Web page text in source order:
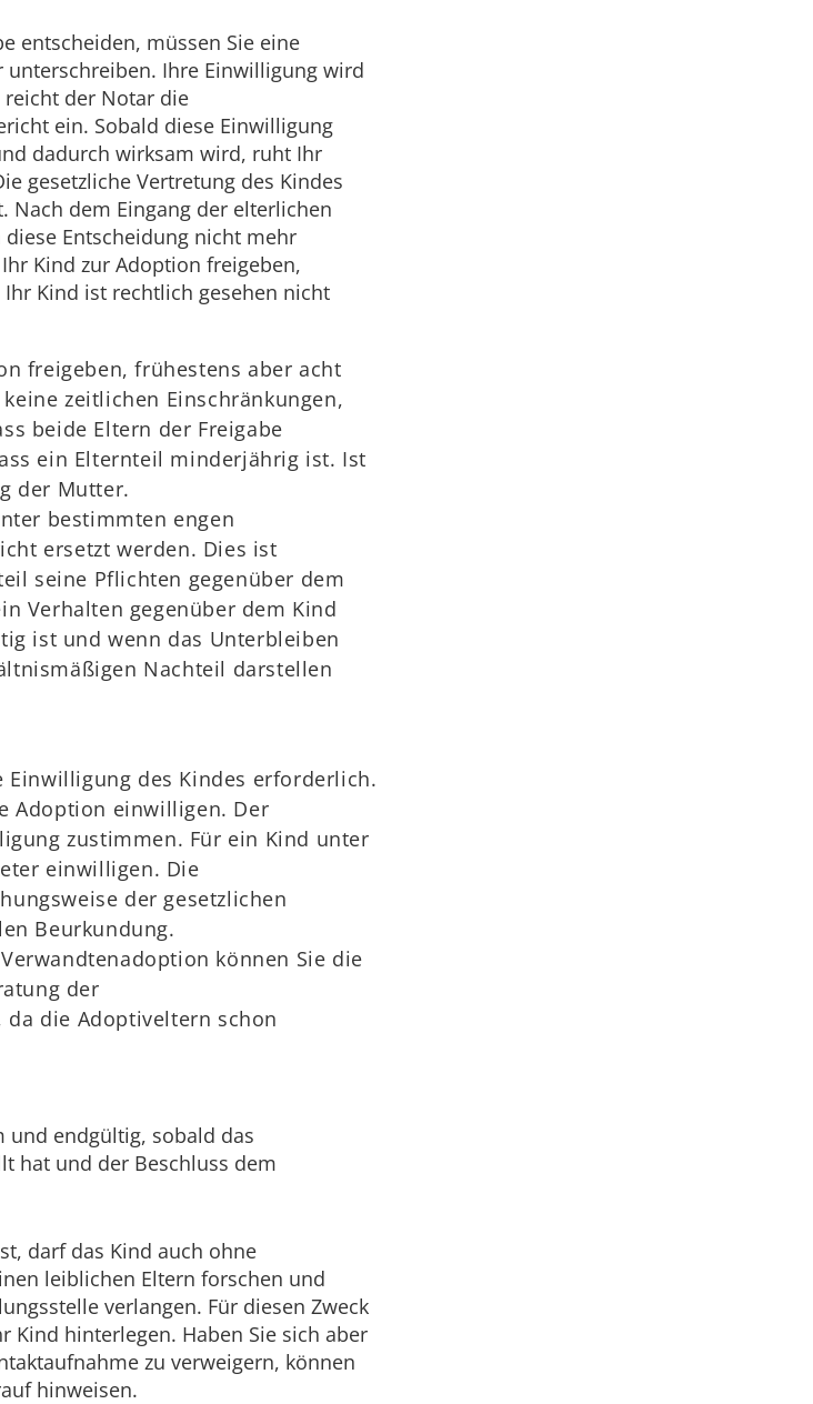
entscheiden, müssen Sie eine
Ihre Einwilligung wird
der Notar die
ein. Sobald diese Einwilligung
dadurch wirksam wird, ruht Ihr
gesetzliche Vertretung des Kindes
Nach dem Eingang der elterlichen
Entscheidung nicht mehr
Kind zur Adoption freigeben,
Kind ist rechtlich gesehen nicht
freigeben, frühestens aber acht
zeitlichen Einschränkungen,
beide Eltern der Freigabe
ein Elternteil minderjährig ist. Ist
der Mutter.
bestimmten engen
ersetzt werden. Dies ist
seine Pflichten gegenüber dem
Verhalten gegenüber dem Kind
ist und wenn das Unterbleiben
Nachteil darstellen
des Kindes erforderlich.
Adoption einwilligen. Der
zustimmen. Für ein Kind unter
einwilligen. Die
der gesetzlichen
Beurkundung.
können Sie die
der
die Adoptiveltern schon
und endgültig, sobald das
hat und der Beschluss dem
darf das Kind auch ohne
leiblichen Eltern forschen und
verlangen. Für diesen Zweck
Kind hinterlegen. Haben Sie sich aber
zu verweigern, können
hinweisen.